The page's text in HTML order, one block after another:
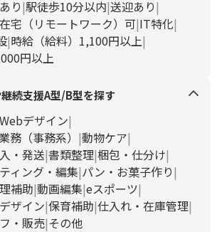
り 駅徒歩10分以内 送迎あり
在宅（リモートワーク）可 IT特化
時給（給料）1,100円以上
円以上
続支援A型/B型を探す
Webデザイン
務（事務系）
動物ケア
・発送 書類整理 梱包・仕分け
ィング・編集 パン・お菓子作り
補助 動画編集 eスポーツ
デザイン 保育補助 仕入れ・在庫管理
・販売 その他